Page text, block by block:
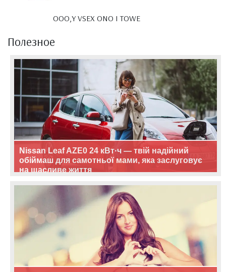
OOO,Y VSEX ONO I TOWE
Полезное
Nissan Leaf AZE0 24 кВт·ч — твій надійний
обіймаш для самотньої мами, яка заслуговує
на щасливе життя